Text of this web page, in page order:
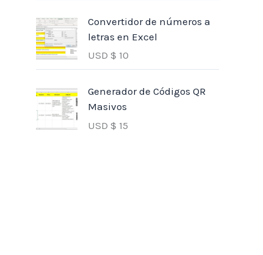
Convertidor de números a
letras en Excel
USD $ 10
Generador de Códigos QR
Masivos
USD $ 15